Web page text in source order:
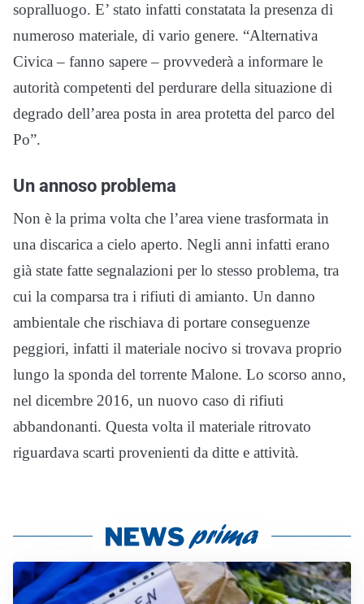
sopralluogo. E’ stato infatti constatata la presenza di
numeroso materiale, di vario genere. “Alternativa
Civica – fanno sapere – provvederà a informare le
autorità competenti del perdurare della situazione di
degrado dell’area posta in area protetta del parco del
Po”.
Un annoso problema
Non è la prima volta che l’area viene trasformata in
una discarica a cielo aperto. Negli anni infatti erano
già state fatte segnalazioni per lo stesso problema, tra
cui la comparsa tra i rifiuti di amianto. Un danno
ambientale che rischiava di portare conseguenze
peggiori, infatti il materiale nocivo si trovava proprio
lungo la sponda del torrente Malone. Lo scorso anno,
nel dicembre 2016, un nuovo caso di rifiuti
abbandonanti. Questa volta il materiale ritrovato
riguardava scarti provenienti da ditte e attività.